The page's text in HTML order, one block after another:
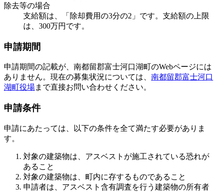
除去等の場合
支給額は、「除却費用の3分の2」です。支給額の上限
は、300万円です。
申請期間
申請期間の記載が、南都留郡富士河口湖町のWebページには
ありません。現在の募集状況については、 南都留郡富士河口
湖町役場まで直接お問い合わせください。
申請条件
申請にあたっては、以下の条件を全て満たす必要がありま
す。
対象の建築物は、アスベストが施工されている恐れが
あること
対象の建築物は、町内に存するものであること
申請者は、アスベスト含有調査を行う建築物の所有者